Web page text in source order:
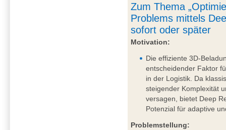
Zum Thema
Problems mittels
sofort oder später
Motivation:
Die effiziente 3D-
entscheidender Faktor
in der Logistik. Da
steigender Komplexität
versagen, bietet Deep
Potenzial für adaptive
Problemstellung: